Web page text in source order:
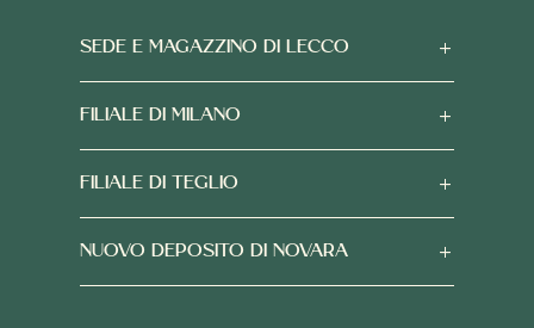
SEDE E MAGAZZINO DI LECCO
FILIALE DI MILANO
FILIALE DI TEGLIO
NUOVO DEPOSITO DI NOVARA